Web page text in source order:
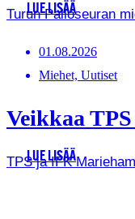
Turun Palloseuran
LUE LISÄÄ
01.08.2026
Miehet, Uutiset
Veikkaa
TPS ja IFK
LUE LISÄÄ